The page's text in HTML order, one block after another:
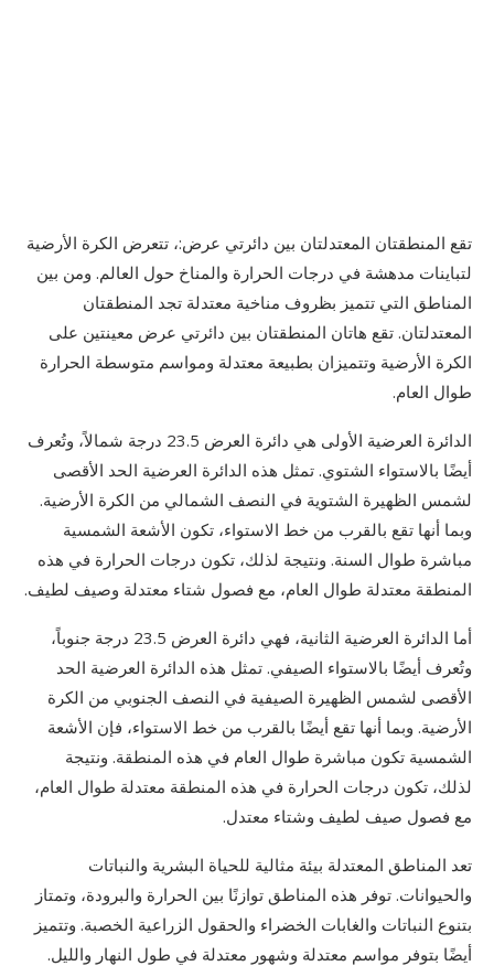
تقع المنطقتان المعتدلتان بين دائرتي عرض:، تتعرض الكرة الأرضية
لتباينات مدهشة في درجات الحرارة والمناخ حول العالم. ومن بين
المناطق التي تتميز بظروف مناخية معتدلة تجد المنطقتان
المعتدلتان. تقع هاتان المنطقتان بين دائرتي عرض معينتين على
الكرة الأرضية وتتميزان بطبيعة معتدلة ومواسم متوسطة الحرارة
طوال العام.
الدائرة العرضية الأولى هي دائرة العرض 23.5 درجة شمالاً، وتُعرف
أيضًا بالاستواء الشتوي. تمثل هذه الدائرة العرضية الحد الأقصى
لشمس الظهيرة الشتوية في النصف الشمالي من الكرة الأرضية.
وبما أنها تقع بالقرب من خط الاستواء، تكون الأشعة الشمسية
مباشرة طوال السنة. ونتيجة لذلك، تكون درجات الحرارة في هذه
المنطقة معتدلة طوال العام، مع فصول شتاء معتدلة وصيف لطيف.
أما الدائرة العرضية الثانية، فهي دائرة العرض 23.5 درجة جنوباً،
وتُعرف أيضًا بالاستواء الصيفي. تمثل هذه الدائرة العرضية الحد
الأقصى لشمس الظهيرة الصيفية في النصف الجنوبي من الكرة
الأرضية. وبما أنها تقع أيضًا بالقرب من خط الاستواء، فإن الأشعة
الشمسية تكون مباشرة طوال العام في هذه المنطقة. ونتيجة
لذلك، تكون درجات الحرارة في هذه المنطقة معتدلة طوال العام،
مع فصول صيف لطيف وشتاء معتدل.
تعد المناطق المعتدلة بيئة مثالية للحياة البشرية والنباتات
والحيوانات. توفر هذه المناطق توازنًا بين الحرارة والبرودة، وتمتاز
بتنوع النباتات والغابات الخضراء والحقول الزراعية الخصبة. وتتميز
أيضًا بتوفر مواسم معتدلة وشهور معتدلة في طول النهار والليل.